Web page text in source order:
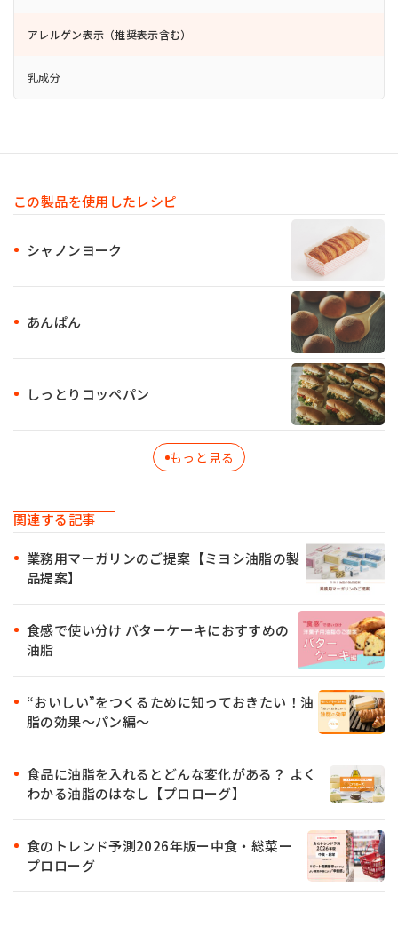
アレルゲン表示（推奨表示含む）
乳成分
この製品を使用したレシピ
シャノンヨーク
あんぱん
しっとりコッペパン
もっと見る
関連する記事
業務用マーガリンのご提案【ミヨシ油脂の製
品提案】
食感で使い分け バターケーキにおすすめの
油脂
“おいしい”をつくるために知っておきたい！油
脂の効果〜パン編〜
食品に油脂を入れるとどんな変化がある？ よく
わかる油脂のはなし【プロローグ】
食のトレンド予測2026年版ー中食・総菜ー
プロローグ